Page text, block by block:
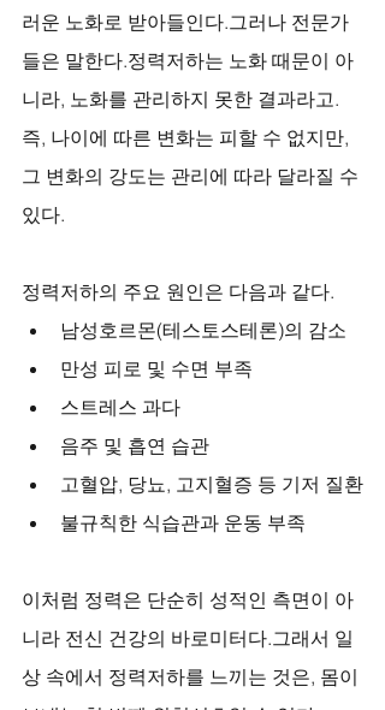
러운 노화로 받아들인다.그러나 전문가
들은 말한다.정력저하는 노화 때문이 아
니라, 노화를 관리하지 못한 결과라고.
즉, 나이에 따른 변화는 피할 수 없지만,
그 변화의 강도는 관리에 따라 달라질 수
있다.
정력저하의 주요 원인은 다음과 같다.
남성호르몬(테스토스테론)의 감소
만성 피로 및 수면 부족
스트레스 과다
음주 및 흡연 습관
고혈압, 당뇨, 고지혈증 등 기저 질환
불규칙한 식습관과 운동 부족
이처럼 정력은 단순히 성적인 측면이 아
니라 전신 건강의 바로미터다.그래서 일
상 속에서 정력저하를 느끼는 것은, 몸이